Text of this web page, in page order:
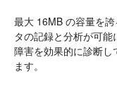
最大 16MB の容量を
タの記録と分析が可能
障害を効果的に診断し
ます。